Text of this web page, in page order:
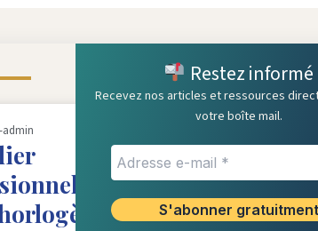
:
Restez informé
Recevez nos articles et ressources
votre boîte mail.